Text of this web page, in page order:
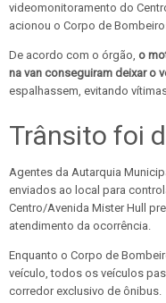
videomonitoramento do
acionou o Corpo de
De acordo com o órgão, o
na van conseguiram deixar o
espalhassem, evitando
Trânsito foi
Agentes da Autarquia
enviados ao local para
Centro/Avenida Mister Hull
atendimento da ocorrência.
Enquanto o Corpo de
veículo, todos os veículos
corredor exclusivo de ônibus.